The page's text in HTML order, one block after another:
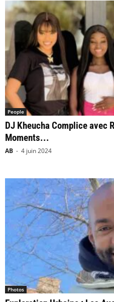
People
DJ Kheucha Complice avec
Moments...
AB - 4 juin 2024
Photos